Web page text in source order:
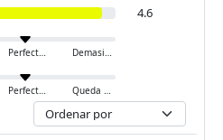
4.6
Perfecto Demasiado grande
Perfecto Queda holgado